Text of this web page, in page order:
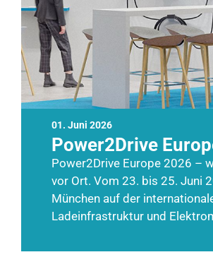
01. Juni 2026
Power2Drive
Power2Drive Europe 2026 –
vor Ort. Vom 23. bis 25. Juni
München auf der
Ladeinfrastruktur und